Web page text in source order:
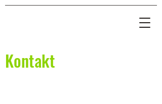
Kontakt